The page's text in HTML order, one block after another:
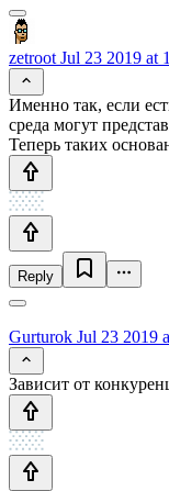
zetroot Jul 23 2019 at
Именно так, если
среда могут
Теперь таких
Reply
Gurturok Jul 23 2019
Зависит от